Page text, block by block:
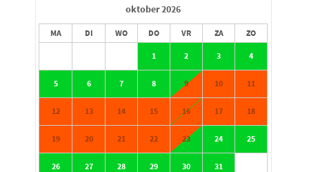
oktober2026
MA DI WO DO VR ZA ZO
1 2 3 4
5 6 7 8 9 10 11
12 13 14 15 16 17 18
19 20 21 22 23 24 25
26 27 28 29 30 31